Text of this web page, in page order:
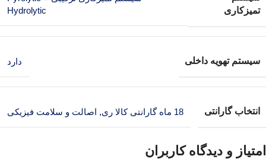
تمیزکاری
Hydrolytic
سیستم تهویه داخلی دارد
انتخاب گارانتی 18 ماه گارانتی کالا ری , اصالت و سلامت فیزیکی
امتیاز و دیدگاه کاربران